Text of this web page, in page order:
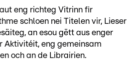
eng richteg Vitrinn fir
schloen nei Titelen vir, Lieser
an esou gëtt aus enger
Aktivitéit, eng gemeinsam
och an de Librairien.